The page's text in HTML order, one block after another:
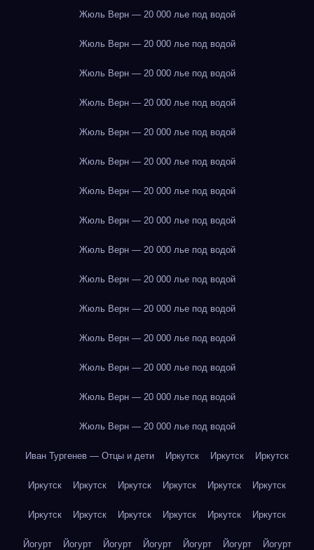
Жюль Верн — 20 000 лье под водой
Жюль Верн — 20 000 лье под водой
Жюль Верн — 20 000 лье под водой
Жюль Верн — 20 000 лье под водой
Жюль Верн — 20 000 лье под водой
Жюль Верн — 20 000 лье под водой
Жюль Верн — 20 000 лье под водой
Жюль Верн — 20 000 лье под водой
Жюль Верн — 20 000 лье под водой
Жюль Верн — 20 000 лье под водой
Жюль Верн — 20 000 лье под водой
Жюль Верн — 20 000 лье под водой
Жюль Верн — 20 000 лье под водой
Жюль Верн — 20 000 лье под водой
Жюль Верн — 20 000 лье под водой
Иван Тургенев — Отцы и дети Иркутск Иркутск Иркутск
Иркутск Иркутск Иркутск Иркутск Иркутск Иркутск
Иркутск Иркутск Иркутск Иркутск Иркутск Иркутск
Йогурт Йогурт Йогурт Йогурт Йогурт Йогурт Йогурт